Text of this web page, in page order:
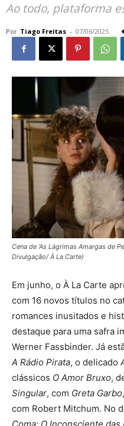
Ao todo, plataforma
Por Tiago Freitas - 07/06/2025
Cena de ‘As Lágrimas Amargas de
Divulgação/ À La Carte)
Em junho, o À La Carte
com 16 novos títulos no
romances inusitados e
destaque para uma safra
Werner Fassbinder. Já
A Rádio Pirata, o delicado
clássicos O Amor Bruxo,
Singular, com Greta Garbo
com Robert Mitchum. No